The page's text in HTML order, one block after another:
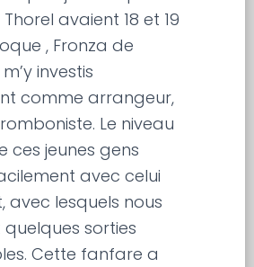
avaient 18 et 19
, Fronza de
investis
comme arrangeur,
Le niveau
ces jeunes gens
avec celui
avec lesquels nous
sorties
Cette fanfare a